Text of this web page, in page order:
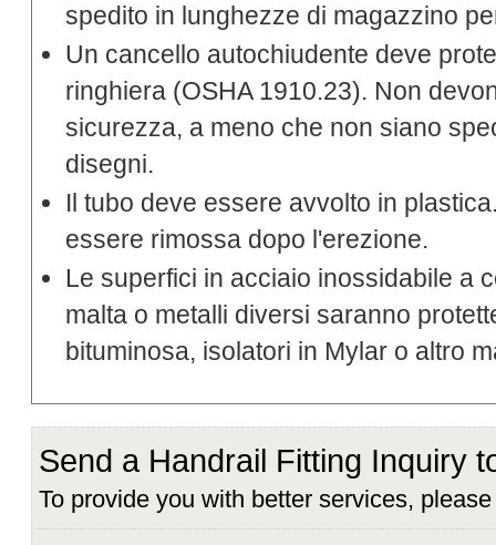
spedito in lunghezze di magazzino
Un cancello autochiudente deve
ringhiera (OSHA 1910.23). Non
sicurezza, a meno che non siano
disegni.
Il tubo deve essere avvolto in
essere rimossa dopo l'erezione.
Le superfici in acciaio inossidabile a
malta o metalli diversi saranno
bituminosa, isolatori in Mylar o altro